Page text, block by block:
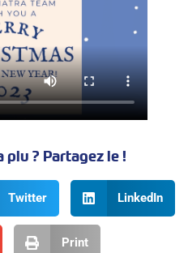
plu ? Partagez le !
Twitter LinkedIn
Print